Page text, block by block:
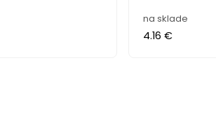
na sklade
4.16 €